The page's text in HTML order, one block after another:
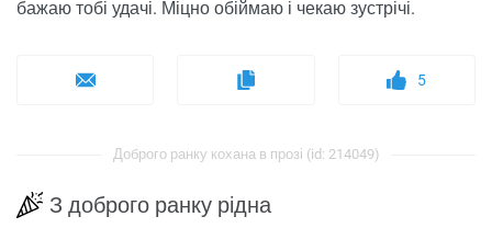
бажаю тобі удачі. Міцно обіймаю і чекаю зустрічі.
5
Доброго ранку кохана в прозі (id: 214049)
З доброго ранку рідна